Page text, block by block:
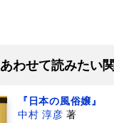
あわせて読みたい
『日本の風俗嬢』
中村 淳彦 著